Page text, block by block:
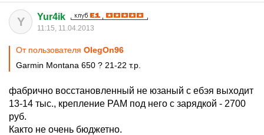
Y Yur4ik
11:15, 11.04.2013
От пользователя OlegOn96
Garmin Montana 650 ? 21-22 т.р.
фабрично восстановленный не юзаный с ебэя выходит
13-14 тыс., крепление РАМ под него с зарядкой - 2700
руб.
Както не очень бюджетно.